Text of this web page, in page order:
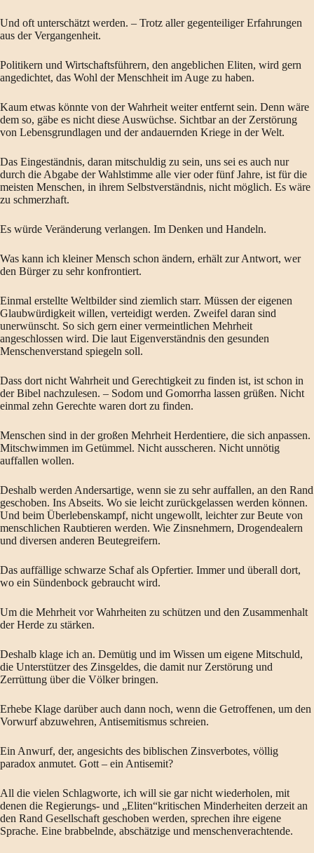
Und oft unterschätzt werden. – Trotz aller gegenteiliger Erfahrungen
aus der Vergangenheit.
Politikern und Wirtschaftsführern, den angeblichen Eliten, wird gern
angedichtet, das Wohl der Menschheit im Auge zu haben.
Kaum etwas könnte von der Wahrheit weiter entfernt sein. Denn wäre
dem so, gäbe es nicht diese Auswüchse. Sichtbar an der Zerstörung
von Lebensgrundlagen und der andauernden Kriege in der Welt.
Das Eingeständnis, daran mitschuldig zu sein, uns sei es auch nur
durch die Abgabe der Wahlstimme alle vier oder fünf Jahre, ist für die
meisten Menschen, in ihrem Selbstverständnis, nicht möglich. Es wäre
zu schmerzhaft.
Es würde Veränderung verlangen. Im Denken und Handeln.
Was kann ich kleiner Mensch schon ändern, erhält zur Antwort, wer
den Bürger zu sehr konfrontiert.
Einmal erstellte Weltbilder sind ziemlich starr. Müssen der eigenen
Glaubwürdigkeit willen, verteidigt werden. Zweifel daran sind
unerwünscht. So sich gern einer vermeintlichen Mehrheit
angeschlossen wird. Die laut Eigenverständnis den gesunden
Menschenverstand spiegeln soll.
Dass dort nicht Wahrheit und Gerechtigkeit zu finden ist, ist schon in
der Bibel nachzulesen. – Sodom und Gomorrha lassen grüßen. Nicht
einmal zehn Gerechte waren dort zu finden.
Menschen sind in der großen Mehrheit Herdentiere, die sich anpassen.
Mitschwimmen im Getümmel. Nicht ausscheren. Nicht unnötig
auffallen wollen.
Deshalb werden Andersartige, wenn sie zu sehr auffallen, an den Rand
geschoben. Ins Abseits. Wo sie leicht zurückgelassen werden können.
Und beim Überlebenskampf, nicht ungewollt, leichter zur Beute von
menschlichen Raubtieren werden. Wie Zinsnehmern, Drogendealern
und diversen anderen Beutegreifern.
Das auffällige schwarze Schaf als Opfertier. Immer und überall dort,
wo ein Sündenbock gebraucht wird.
Um die Mehrheit vor Wahrheiten zu schützen und den Zusammenhalt
der Herde zu stärken.
Deshalb klage ich an. Demütig und im Wissen um eigene Mitschuld,
die Unterstützer des Zinsgeldes, die damit nur Zerstörung und
Zerrüttung über die Völker bringen.
Erhebe Klage darüber auch dann noch, wenn die Getroffenen, um den
Vorwurf abzuwehren, Antisemitismus schreien.
Ein Anwurf, der, angesichts des biblischen Zinsverbotes, völlig
paradox anmutet. Gott – ein Antisemit?
All die vielen Schlagworte, ich will sie gar nicht wiederholen, mit
denen die Regierungs- und „Eliten“kritischen Minderheiten derzeit an
den Rand Gesellschaft geschoben werden, sprechen ihre eigene
Sprache. Eine brabbelnde, abschätzige und menschenverachtende.